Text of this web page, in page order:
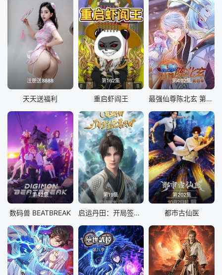
注册送8888
天天送福利
第162集
重启虾阎王
第402集
最强仙尊陈北玄 第四季·动态漫
第42集
数码兽 BEATBREAK
第19集
启运丹田：开局签到至尊丹田
第202集
都市古仙医